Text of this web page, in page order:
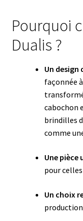
Pourquoi
Dualis ?
Un
façonnée
cabochon
brindilles
comme
Une pièce
pour
Un choix